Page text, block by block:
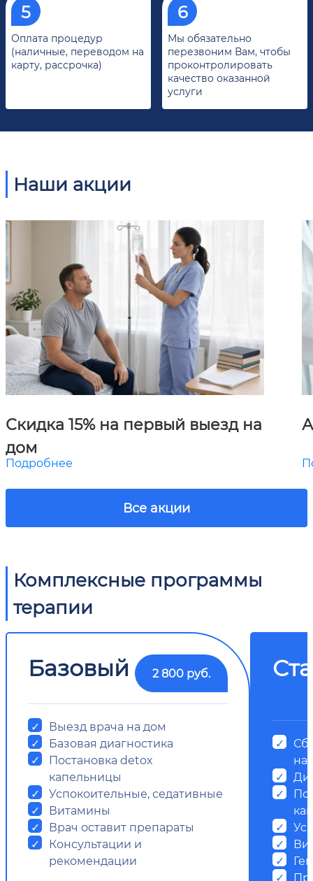
Оплата процедур
(наличные, переводом на
карту, рассрочка)
Мы обязательно
перезвоним Вам, чтобы
проконтролировать
качество оказанной
услуги
Наши акции
Скидка 15% на первый выезд на
дом
Подробнее
Все акции
Комплексные программы
терапии
Базовый 2 800 руб.
Выезд врача на дом
Базовая диагностика
Постановка detox
капельницы
Успокоительные, седативные
Витамины
Врач оставит препараты
Консультации и
рекомендации
на